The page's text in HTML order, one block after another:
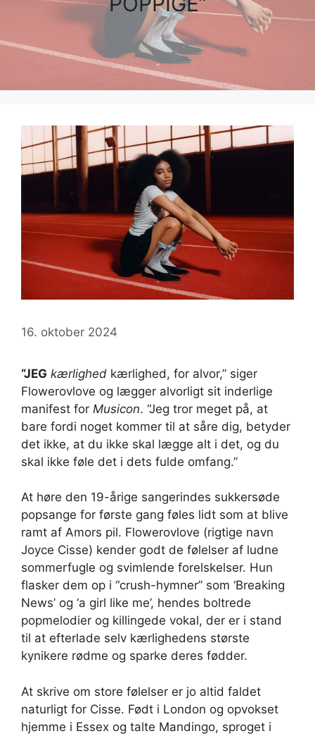
16. oktober 2024
“JEG kærlighed kærlighed, for alvor,” siger
Flowerovlove og lægger alvorligt sit inderlige
manifest for Musicon. “Jeg tror meget på, at
bare fordi noget kommer til at såre dig, betyder
det ikke, at du ikke skal lægge alt i det, og du
skal ikke føle det i dets fulde omfang.”
At høre den 19-årige sangerindes sukkersøde
popsange for første gang føles lidt som at blive
ramt af Amors pil. Flowerovlove (rigtige navn
Joyce Cisse) kender godt de følelser af ludne
sommerfugle og svimlende forelskelser. Hun
flasker dem op i “crush-hymner” som ‘Breaking
News’ og ‘a girl like me’, hendes boltrede
popmelodier og killingede vokal, der er i stand
til at efterlade selv kærlighedens største
kynikere rødme og sparke deres fødder.
At skrive om store følelser er jo altid faldet
naturligt for Cisse. Født i London og opvokset
hjemme i Essex og talte Mandingo, sproget i